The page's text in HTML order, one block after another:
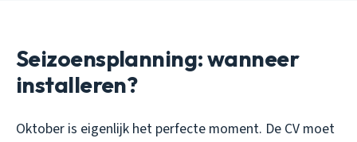
Seizoensplanning: wanneer
installeren?
Oktober is eigenlijk het perfecte moment. De CV moet